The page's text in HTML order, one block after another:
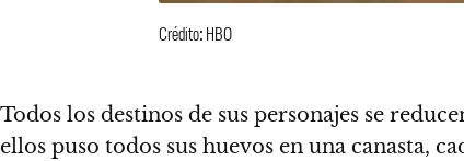
Crédito: HBO
Todos los destinos de sus personajes se
ellos puso todos sus huevos en una canasta,